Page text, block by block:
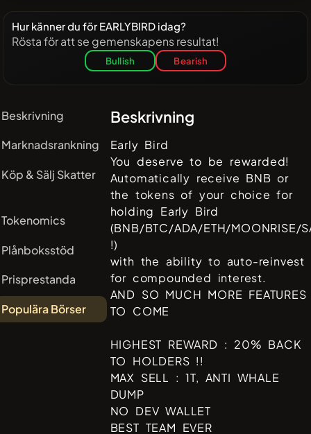
Hur känner du för EARLYBIRD idag?
Rösta för att se gemenskapens resultat!
Bullish Bearish
Beskrivning
Marknadsrankning
Köp & Sälj Skatter
Tokenomics
Plånboksstöd
Prisprestanda
Populära Börser
Beskrivning
Early Bird
You deserve to be rewarded!
Automatically receive BNB or
the tokens of your choice for
holding Early Bird
(BNB/BTC/ADA/ETH/MOONRISE/
!)
with the ability to auto-reinvest
for compounded interest.
AND SO MUCH MORE FEATURES
TO COME
HIGHEST REWARD : 20% BACK
TO HOLDERS !!
MAX SELL : 1T, ANTI WHALE
DUMP
NO DEV WALLET
BEST TEAM EVER